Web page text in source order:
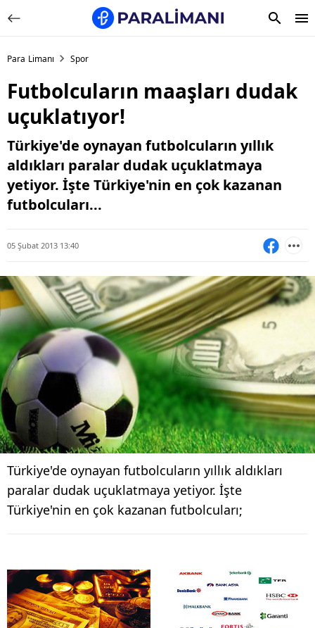
Para Limanı Spor
Futbolcuların maaşları dudak
uçuklatıyor!
Türkiye'de oynayan futbolcuların yıllık
aldıkları paralar dudak uçuklatmaya
yetiyor. İşte Türkiye'nin en çok kazanan
futbolcuları...
05 Şubat 2013 13:40
Türkiye'de oynayan futbolcuların yıllık aldıkları
paralar dudak uçuklatmaya yetiyor. İşte
Türkiye'nin en çok kazanan futbolcuları;